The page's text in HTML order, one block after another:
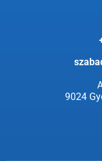
9024